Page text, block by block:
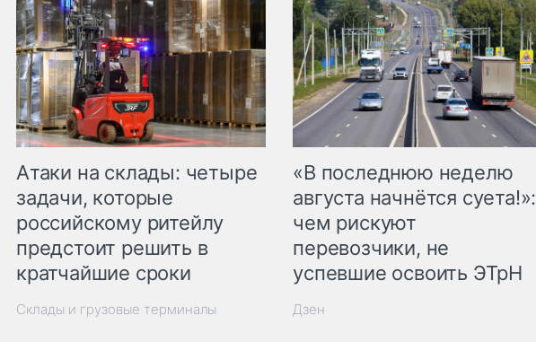
Атаки на склады: четыре
задачи, которые
российскому ритейлу
предстоит решить в
кратчайшие сроки
Склады и грузовые терминалы
«В последнюю неделю
августа начнётся суета!»:
чем рискуют
перевозчики, не
успевшие освоить ЭТрН
Дзен